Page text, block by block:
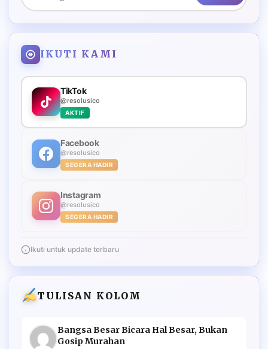
IKUTI KAMI
TikTok
@resolusico
AKTIF
Facebook
@resolusico
SEGERA HADIR
Instagram
@resolusico
SEGERA HADIR
Ikuti untuk update terbaru
TULISAN KOLOM
Bangsa Besar Bicara Hal Besar, Bukan
Gosip Murahan